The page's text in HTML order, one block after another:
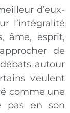
d’eux-
l’intégralité
âme, esprit,
de
autour
veulent
comme une
pas en son